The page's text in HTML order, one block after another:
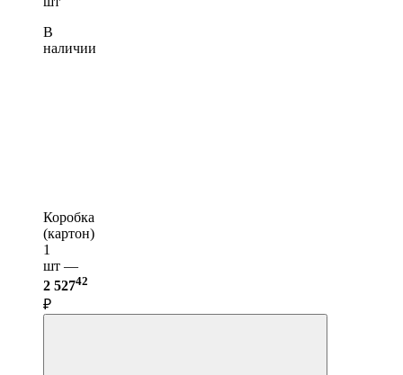
В
наличии
Коробка
(картон)
1
шт —
2 52742
₽